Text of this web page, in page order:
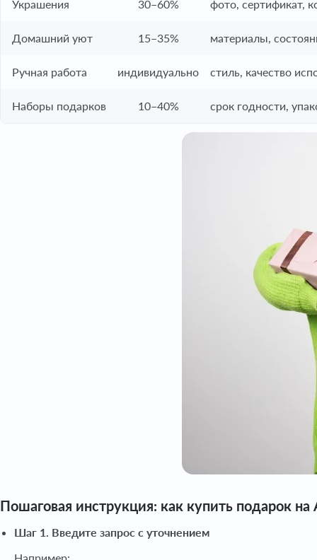
Украшения 30–60% фото, сертификат,
Домашний уют 15–35% материалы,
Ручная работа индивидуально стиль, качество
Наборы подарков 10–40% срок годности,
Пошаговая инструкция: как купить подарок
Шаг 1. Введите запрос с уточнением